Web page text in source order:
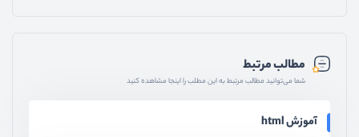
مطالب مرتبط
شما می‌توانید مطالب مرتبط به این مطلب را اینجا مشاهده کنید
آموزش html